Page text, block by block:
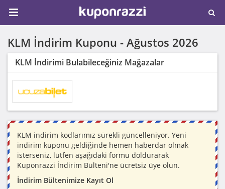
KLM İndirim Kuponu - Ağustos 2026
KLM İndirimi Bulabileceğiniz Mağazalar
KLM indirim kodlarımız sürekli güncelleniyor. Yeni
indirim kuponu geldiğinde hemen haberdar olmak
isterseniz, lütfen aşağıdaki formu doldurarak
Kuponrazzi İndirim Bülteni'ne ücretsiz üye olun.
İndirim Bültenimize Kayıt Ol